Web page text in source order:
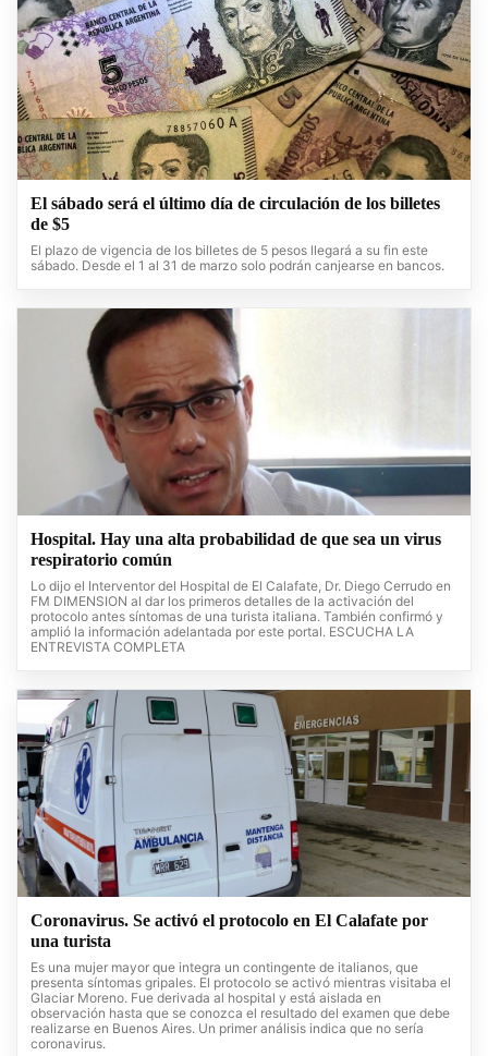
El sábado será el último día de circulación de los billetes
de $5
El plazo de vigencia de los billetes de 5 pesos llegará a su fin este
sábado. Desde el 1 al 31 de marzo solo podrán canjearse en bancos.
Hospital. Hay una alta probabilidad de que sea un virus
respiratorio común
Lo dijo el Interventor del Hospital de El Calafate, Dr. Diego Cerrudo en
FM DIMENSION al dar los primeros detalles de la activación del
protocolo antes síntomas de una turista italiana. También confirmó y
amplió la información adelantada por este portal. ESCUCHA LA
ENTREVISTA COMPLETA
Coronavirus. Se activó el protocolo en El Calafate por
una turista
Es una mujer mayor que integra un contingente de italianos, que
presenta síntomas gripales. El protocolo se activó mientras visitaba el
Glaciar Moreno. Fue derivada al hospital y está aislada en
observación hasta que se conozca el resultado del examen que debe
realizarse en Buenos Aires. Un primer análisis indica que no sería
coronavirus.